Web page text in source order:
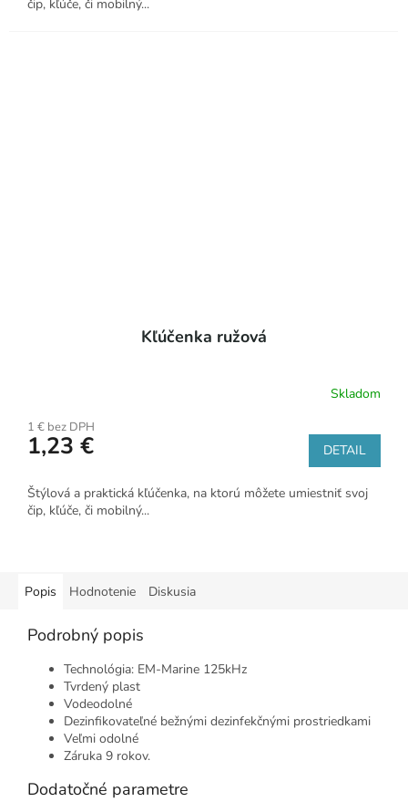
čip, kľúče, či mobilný...
Kľúčenka ružová
Skladom
1 € bez DPH
1,23 € DETAIL
Štýlová a praktická kľúčenka, na ktorú môžete umiestniť svoj
čip, kľúče, či mobilný...
Popis Hodnotenie Diskusia
Podrobný popis
Technológia: EM-Marine 125kHz
Tvrdený plast
Vodeodolné
Dezinfikovateľné bežnými dezinfekčnými prostriedkami
Veľmi odolné
Záruka 9 rokov.
Dodatočné parametre